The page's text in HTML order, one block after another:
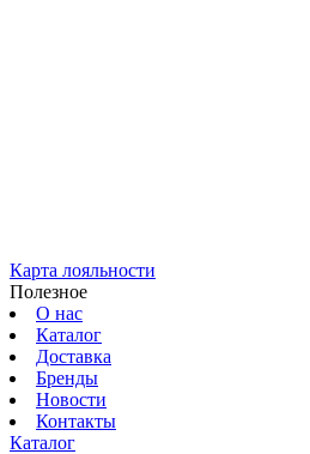
Карта лояльности
Полезное
О нас
Каталог
Доставка
Бренды
Новости
Контакты
Каталог